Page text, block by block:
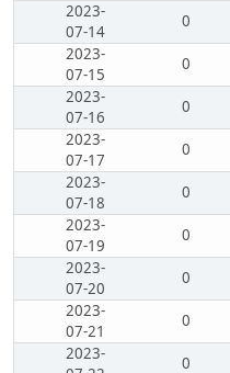
2023-
07-14
0
2023-
07-15
0
2023-
07-16
0
2023-
07-17
0
2023-
07-18
0
2023-
07-19
0
2023-
07-20
0
2023-
07-21
0
2023-
0